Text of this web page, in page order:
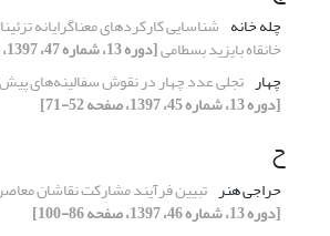
چله خانه شناسایی کارکردهای معناگرایانه
خانقاه بایزید بسطامی[دوره 13، شماره 47، 1397، صفحه 111-129]
چهار تجلی عدد چهار در نقوش سفالینه‌های پیش
[دوره 13، شماره 45، 1397، صفحه 52-71]
ح
حراجی هنر تبیین فرآیند مشارکت نقاشان
[دوره 13، شماره 46، 1397، صفحه 86-100]